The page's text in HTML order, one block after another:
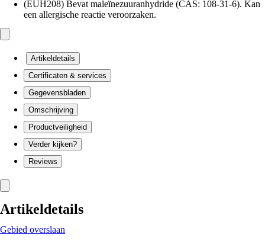
(EUH208) Bevat maleïnezuuranhydride (CAS: 108-31-6). Kan
een allergische reactie veroorzaken.
Artikeldetails
Certificaten & services
Gegevensbladen
Omschrijving
Productveiligheid
Verder kijken?
Reviews
Artikeldetails
Gebied overslaan